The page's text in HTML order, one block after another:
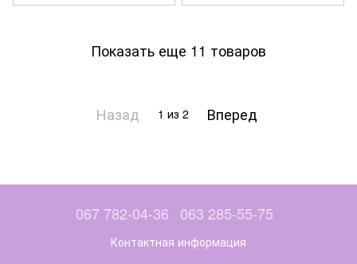
Показать еще 11 товаров
Назад 1 из 2 Вперед
067 782-04-36 063 285-55-75
Контактная информация